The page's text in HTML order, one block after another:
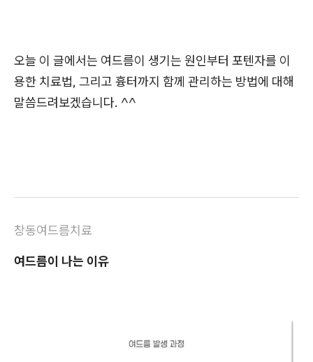
오늘 이 글에서는 여드름이 생기는 원인부터 포텐자를 이
용한 치료법, 그리고 흉터까지 함께 관리하는 방법에 대해
말씀드려보겠습니다. ^^
창동여드름치료
여드름이 나는 이유